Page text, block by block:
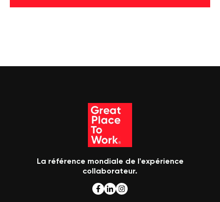
La référence mondiale de l'expérience
collaborateur.